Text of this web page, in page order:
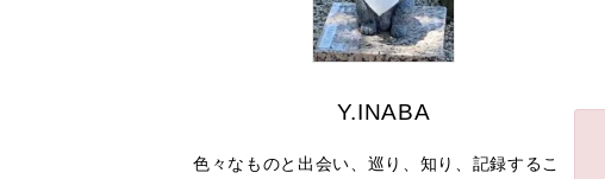
Y.INABA
色々なものと出会い、巡り、知り、記録するこ